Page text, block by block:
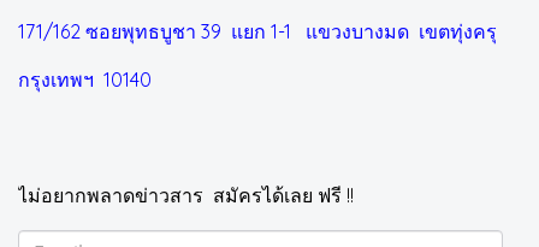
171/162 ซอยพุทธบูชา 39 แยก 1-1 แขวงบางมด เขตทุ่งครุ
กรุงเทพฯ 10140
ไม่อยากพลาดข่าวสาร สมัครได้เลย ฟรี !!